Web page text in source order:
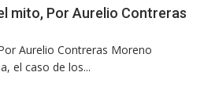
mito, Por Aurelio Contreras
Aurelio Contreras Moreno
el caso de los...